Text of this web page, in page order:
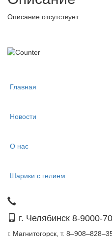
Описание отсутствует.
Главная
Новости
О нас
Шарики с гелием
г. Челябинск 8-9000-
г. Магнитогорск, т.